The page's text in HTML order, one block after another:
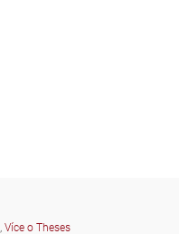
, Více o Theses